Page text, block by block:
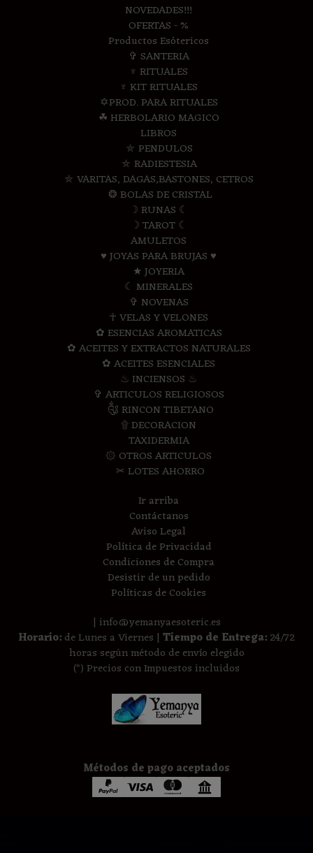
NOVEDADES!!!
OFERTAS - %
Productos Esótericos
✞ SANTERIA
♆ RITUALES
♆ KIT RITUALES
✡PROD. PARA RITUALES
☘ HERBOLARIO MAGICO
LIBROS
⛤ PENDULOS
⛤ RADIESTESIA
⛤ VARITAS, DAGAS,BASTONES, CETROS
❂ BOLAS DE CRISTAL
☽ RUNAS ☾
☽ TAROT ☾
AMULETOS
♥ JOYAS PARA BRUJAS ♥
★ JOYERIA
☾ MINERALES
✞ NOVENAS
☥ VELAS Y VELONES
✿ ESENCIAS AROMATICAS
✿ ACEITES Y EXTRACTOS NATURALES
✿ ACEITES ESENCIALES
♨ INCIENSOS ♨
✞ ARTICULOS RELIGIOSOS
༃ RINCON TIBETANO
۩ DECORACION
TAXIDERMIA
۞ OTROS ARTICULOS
✂ LOTES AHORRO
Ir arriba
Contáctanos
Aviso Legal
Política de Privacidad
Condiciones de Compra
Desistir de un pedido
Políticas de Cookies
| info@yemanyaesoteric.es
Horario:de Lunes a Viernes | Tiempo de Entrega:24/72
horas según método de envío elegido
(*) Precios con Impuestos incluidos
Métodos de pago aceptados